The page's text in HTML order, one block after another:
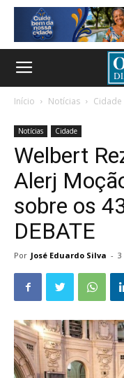
Início Notícias Cidade
Notícias Cidade
Welbert
Alerj
sobre os
DEBATE
Por José Eduardo Silva - 3